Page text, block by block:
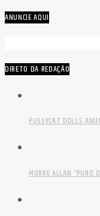
ANUNCIE AQUI
DIRETO DA REDAÇÃO
PUSSYCAT DOLLS
MORRE ALLAN “PURO